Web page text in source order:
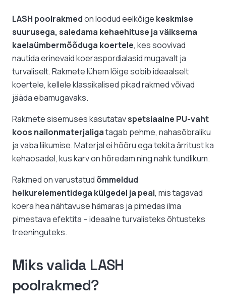
LASH poolrakmedon loodud eelkõige keskmise
suurusega, saledama kehaehituse ja väiksema
kaelaümbermõõduga koertele, kes soovivad
nautida erinevaid koeraspordialasid mugavalt ja
turvaliselt. Rakmete lühem lõige sobib ideaalselt
koertele, kellele klassikalised pikad rakmed võivad
jääda ebamugavaks.
Rakmete sisemuses kasutatavspetsiaalne PU-vaht
koos nailonmaterjaligatagab pehme, nahasõbraliku
ja vaba liikumise. Materjal ei hõõru ega tekita ärritust ka
kehaosadel, kus karv on hõredam ning nahk tundlikum.
Rakmed on varustatud õmmeldud
helkurelementidega külgedel ja peal, mis tagavad
koera hea nähtavuse hämaras ja pimedas ilma
pimestava efektita – ideaalne turvalisteks õhtusteks
treeninguteks.
Miks valida LASH
poolrakmed?